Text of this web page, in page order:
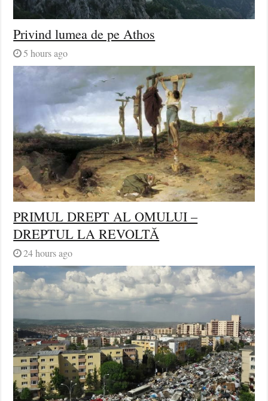
Privind lumea de pe Athos
5 hours ago
PRIMUL DREPT AL OMULUI –
DREPTUL LA REVOLTĂ
24 hours ago